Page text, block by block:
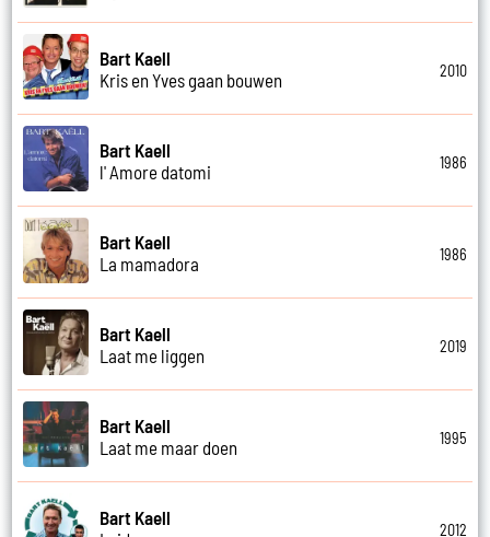
Bart Kaell
Kris en Yves gaan bouwen
2010
Bart Kaell
l' Amore datomi
1986
Bart Kaell
La mamadora
1986
Bart Kaell
Laat me liggen
2019
Bart Kaell
Laat me maar doen
1995
Bart Kaell
2012